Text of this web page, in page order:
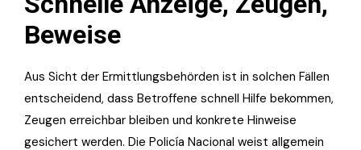
Beweise
Aus Sicht der Ermittlungsbehörden ist in solchen Fällen
entscheidend, dass Betroffene schnell Hilfe bekommen,
Zeugen erreichbar bleiben und konkrete Hinweise
gesichert werden. Die Policía Nacional weist allgemein